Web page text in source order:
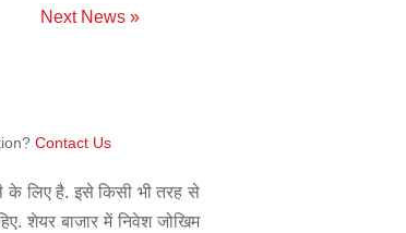
Next News »
Contact Us
के लिए है. इसे किसी भी तरह से
शेयर बाजार में निवेश जोखिम